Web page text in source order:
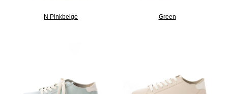
N Pinkbeige Green